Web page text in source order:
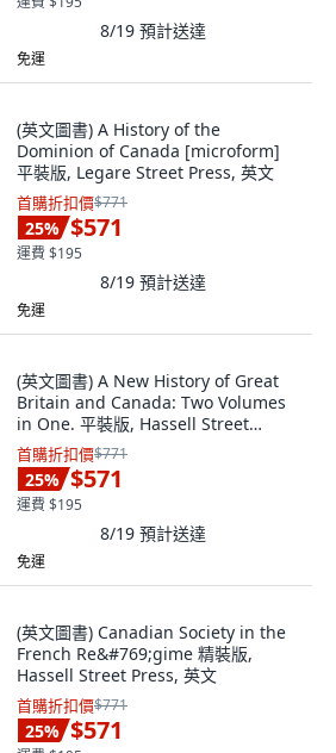
8/19 預計送達
免運
(英文圖書) A History of the
Dominion of Canada [microform]
平裝版, Legare Street Press, 英文
首購折扣價$771
25% $571
運費 $195
8/19 預計送達
免運
(英文圖書) A New History of Great
Britain and Canada: Two Volumes
in One. 平裝版, Hassell Street
Press, 英文
首購折扣價$771
25% $571
運費 $195
8/19 預計送達
免運
(英文圖書) Canadian Society in the
French Re&#769;gime 精裝版,
Hassell Street Press, 英文
首購折扣價$771
25% $571